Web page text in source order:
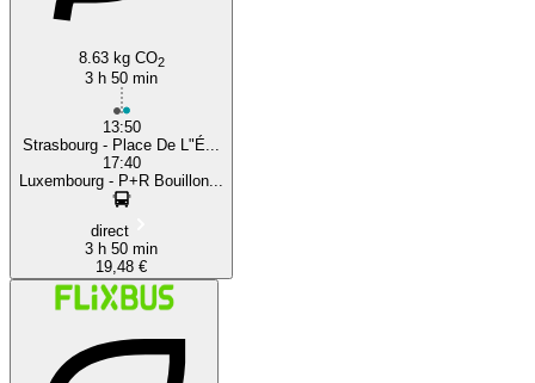
8.63 kg CO2
3 h 50 min
13:50
Strasbourg - Place De L"É...
17:40
Luxembourg - P+R Bouillon...
direct
3 h 50 min
19,48 €